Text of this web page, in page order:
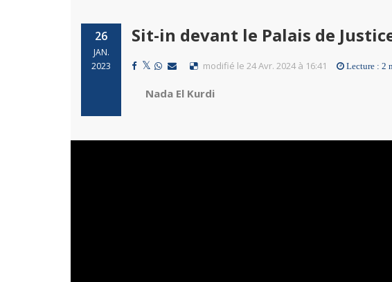
26
JAN.
2023
Sit-in devant le Palais de
modifié le 24 Avr. 2024 à 16:41 Lecture : 2
Nada El Kurdi